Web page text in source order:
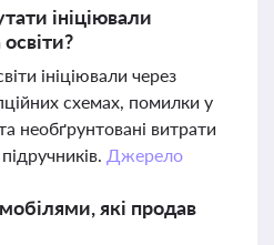
ініціювали
ініціювали через
схемах, помилки у
необґрунтовані витрати
Джерело
які продав